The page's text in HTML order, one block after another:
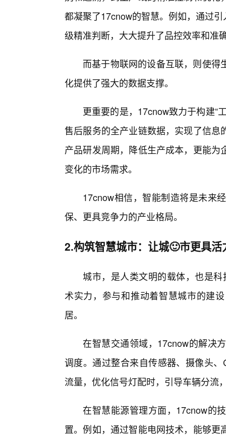
都凝聚了17cnow的智慧。例如，通过
级精准判断，大大提升了品控效率和准
而基于物联网的设备互联，则使
化提供了强大的数据支撑。
更重要的是，17cnow致力于构建“
售后服务的全产业链数据，实现了信
产品研发周期，降低生产成本，更能
变化的市场需求。
17cnow相信，智能制造将是未来
保、更具竞争力的产业格局。
2.构筑智慧城市：让城🙂市更具活
城市，是人类文明的载体，也是
术实力，参与和推动着智慧城市的建
居。
在智慧交通领域，17cnow的解决
调度。通过整合来自传感器、摄像头
流量，优化信号灯配时，引导车辆分流
在智慧能源管理方面，17cnow的
置。例如，通过智能电网技术，能够